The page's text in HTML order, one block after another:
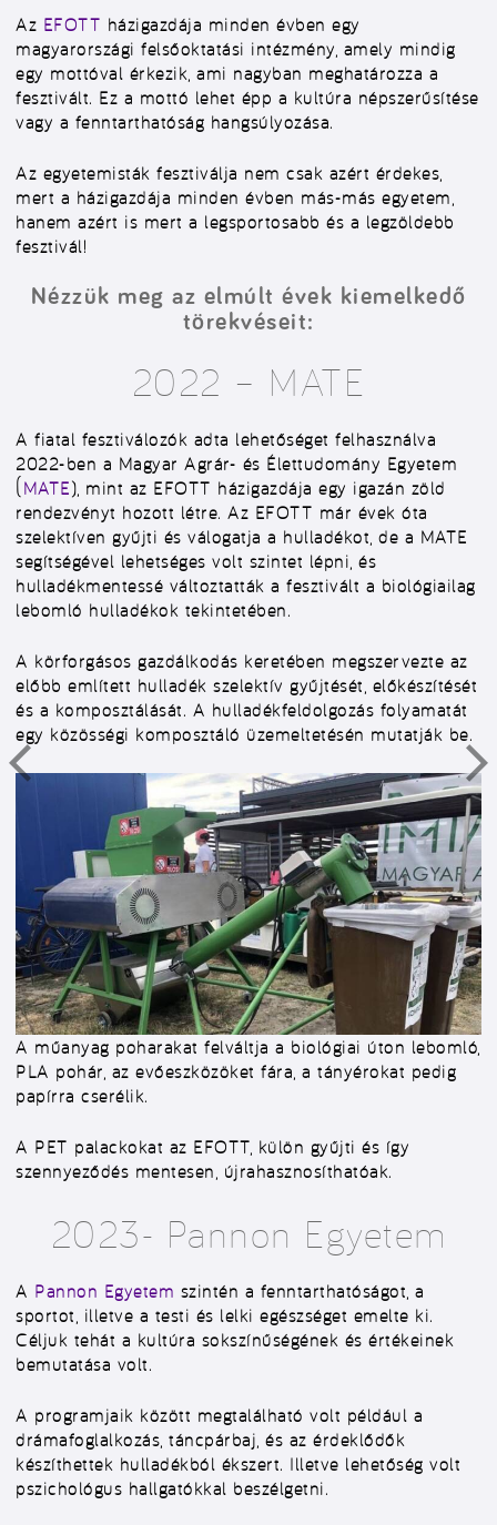
Az EFOTT házigazdája minden évben egy
magyarországi felsőoktatási intézmény, amely mindig
egy mottóval érkezik, ami nagyban meghatározza a
fesztivált. Ez a mottó lehet épp a kultúra népszerűsítése
vagy a fenntarthatóság hangsúlyozása.
Az egyetemisták fesztiválja nem csak azért érdekes,
mert a házigazdája minden évben más-más egyetem,
hanem azért is mert a legsportosabb és a legzöldebb
fesztivál!
Nézzük meg az elmúlt évek kiemelkedő
törekvéseit:
2022 – MATE
A fiatal fesztiválozók adta lehetőséget felhasználva
2022-ben a Magyar Agrár- és Élettudomány Egyetem
( MATE), mint az EFOTT házigazdája egy igazán zöld
rendezvényt hozott létre. Az EFOTT már évek óta
szelektíven gyűjti és válogatja a hulladékot, de a MATE
segítségével lehetséges volt szintet lépni, és
hulladékmentessé változtatták a fesztivált a biológiailag
lebomló hulladékok tekintetében.
A körforgásos gazdálkodás keretében megszervezte az
előbb említett hulladék szelektív gyűjtését, előkészítését
és a komposztálását. A hulladékfeldolgozás folyamatát
egy közösségi komposztáló üzemeltetésén mutatják be.
A műanyag poharakat felváltja a biológiai úton lebomló,
PLA pohár, az evőeszközöket fára, a tányérokat pedig
papírra cserélik.
A PET palackokat az EFOTT, külön gyűjti és így
szennyeződés mentesen, újrahasznosíthatóak.
2023- Pannon Egyetem
A Pannon Egyetem szintén a fenntarthatóságot, a
sportot, illetve a testi és lelki egészséget emelte ki.
Céljuk tehát a kultúra sokszínűségének és értékeinek
bemutatása volt.
A programjaik között megtalálható volt például a
drámafoglalkozás, táncpárbaj, és az érdeklődők
készíthettek hulladékból ékszert. Illetve lehetőség volt
pszichológus hallgatókkal beszélgetni.